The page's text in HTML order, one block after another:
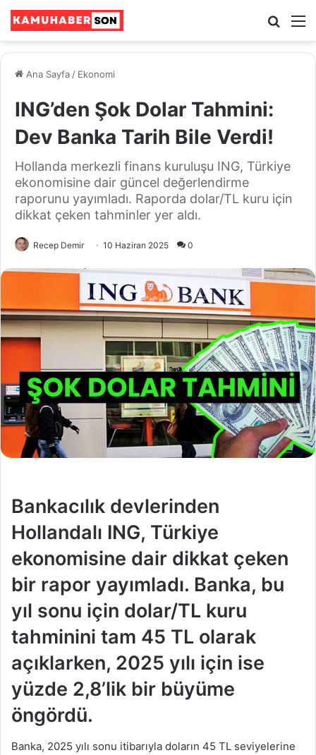
Ara
Ana Sayfa / Ekonomi
ING’den Şok Dolar Tahmini:
Dev Banka Tarih Bile Verdi!
Hollanda merkezli finans kuruluşu ING, Türkiye
ekonomisine dair güncel değerlendirme
raporunu yayımladı. Raporda dolar/TL kuru için
dikkat çeken tahminler yer aldı.
Recep Demir 10 Haziran 2025 0
Bankacılık devlerinden
Hollandalı ING, Türkiye
ekonomisine dair dikkat çeken
bir rapor yayımladı. Banka, bu
yıl sonu için dolar/TL kuru
tahminini tam 45 TL olarak
açıklarken, 2025 yılı için ise
yüzde 2,8’lik bir büyüme
öngördü.
Banka, 2025 yılı sonu itibarıyla doların 45 TL seviyelerine